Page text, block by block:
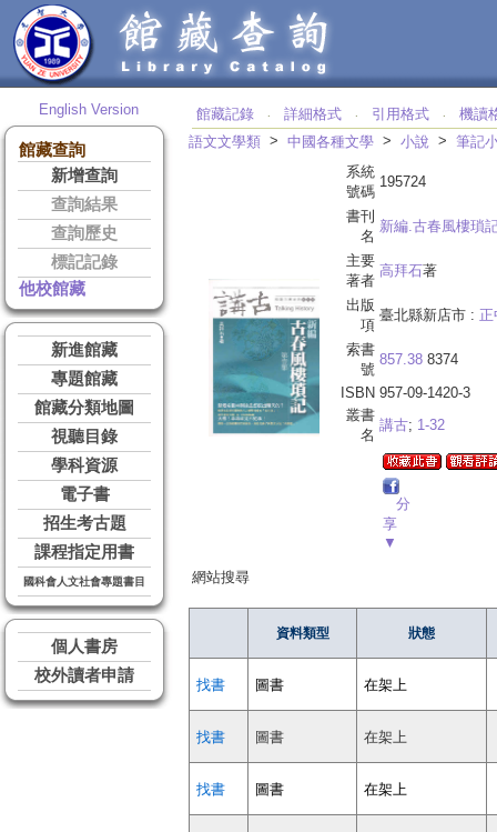
English Version
館藏查詢
新增查詢
查詢結果
查詢歷史
標記記錄
他校館藏
新進館藏
專題館藏
館藏分類地圖
視聽目錄
學科資源
電子書
招生考古題
課程指定用書
國科會人文社會專題書目
個人書房
校外讀者申請
館藏記錄 ‧ 詳細格式 ‧ 引用格式 ‧
機讀
語文文學類 > 中國各種文學 > 小說 > 筆記
系統
號碼
195724
書刊
名
新編.古春風樓瑣
主要
著者
高拜石著
出版
項
臺北縣新店市 : 正
索書
號
857.38 8374
ISBN 957-09-1420-3
叢書
名
講古; 1-32
分
享
▼
網站搜尋
資料類型 狀態
找書 圖書 在架上
找書 圖書 在架上
找書 圖書 在架上